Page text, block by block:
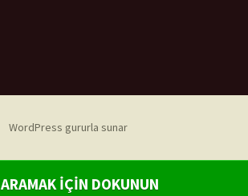
WordPress gururla sunar
ARAMAK İÇİN DOKUNUN